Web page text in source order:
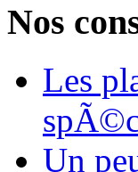
Nos
Les
Un